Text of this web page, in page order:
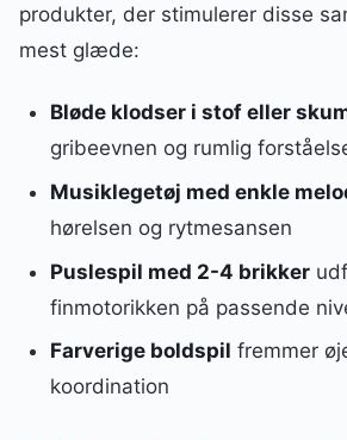
produkter, der stimulerer disse
mest glæde:
Bløde klodser i stof eller
gribeevnen og rumlig
Musiklegetøj med enkle
hørelsen og rytmesansen
Puslespil med 2-4 brikker
finmotorikken på passende
Farverige boldspil fremmer
koordination